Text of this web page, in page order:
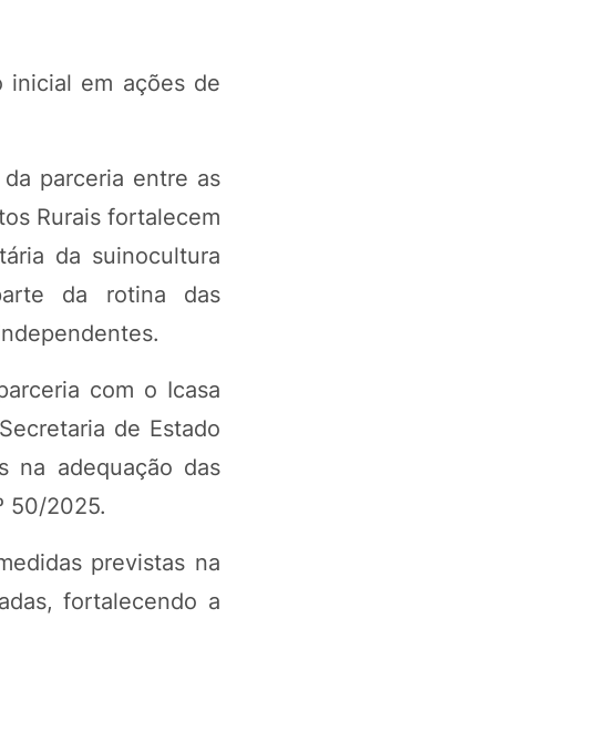
inicial em ações de
parceria entre as
Rurais fortalecem
da suinocultura
da rotina das
com o Icasa
de Estado
na adequação das
50/2025.
previstas na
fortalecendo a